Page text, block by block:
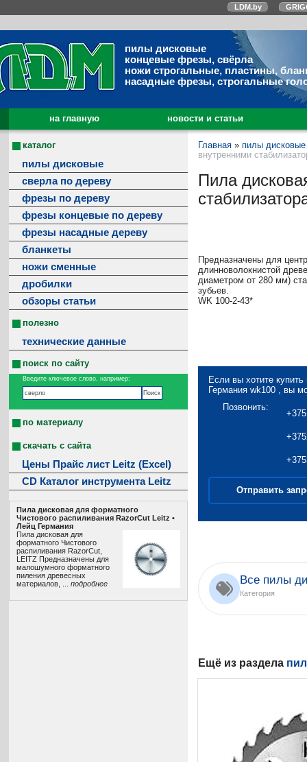
LDM.by
пилы дисковые
концевые фрезы, свёрла
ножи строгальные, пластины,
насадные фрезы, строгальные
на главную новости и статьи
каталог
пилы дисковые
сверла по дереву
фрезы по дереву
фрезы концевые по дереву
фрезы насадные дереву
бланкеты
ножи сменные
дробилки
обзоры статьи
полезно
технические данные
поиск по сайту
Введите ключевое слово, например:
по материалу
скачать с сайта
Цены Прайс лист Leitz (Excel)
CD Каталог инструмента Leitz
Пила дисковая для форматного
Чистового распиливания RazorCut Leitz •
Лeйц Германия
Пила дисковая для
форматного Чистового
распиливания RazorCut,
LEITZ Предназначены для
малошумного форматного
пиления древесных
материалов, ... подробнее
Главная » пилы дисковые
внутренними
Пила
Предназначены для
длинноволокнистой
диаметром от 280 мм)
зубьев.
WK 100-2-43*
Если вы хотите
Германия wk100 , вы
Позвонить:
Отправить
Все пилы
Категория
Ещё из раздела